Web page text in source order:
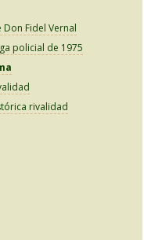
Fidel Vernal
policial de 1975
rivalidad